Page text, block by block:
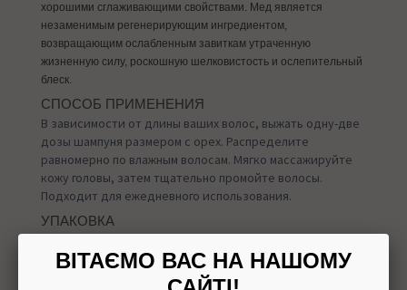
хорошими сглаживающими свойствами. Мед является
незаменимым регенерирующим ингредиентом,
возвращающим ослабленным завиткам утраченную
жизненную силу, роскошную шелковистость и ослепительный
блеск.
СПОСОБ ПРИМЕНЕНИЯ
В зависимости от длины ваших волос, выжать одну-две
дозы шампуня размером с орех. Распределите
равномерно по влажным волосам. Мягко массажируйте
кожу головы, затем тщательно промойте волосы.
Подходит для ежедневного использования.
УПАКОВКА
ВІТАЄМО ВАС НА НАШОМУ